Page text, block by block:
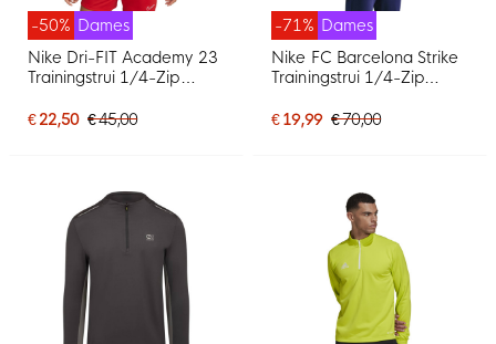
-50% Dames
Nike Dri-FIT Academy 23
Trainingstrui 1/4-Zip
€ 22,50 € 45,00
-71% Dames
Nike FC Barcelona Strike
Trainingstrui 1/4-Zip
Felpaars Donkerblauw
€ 19,99 € 70,00